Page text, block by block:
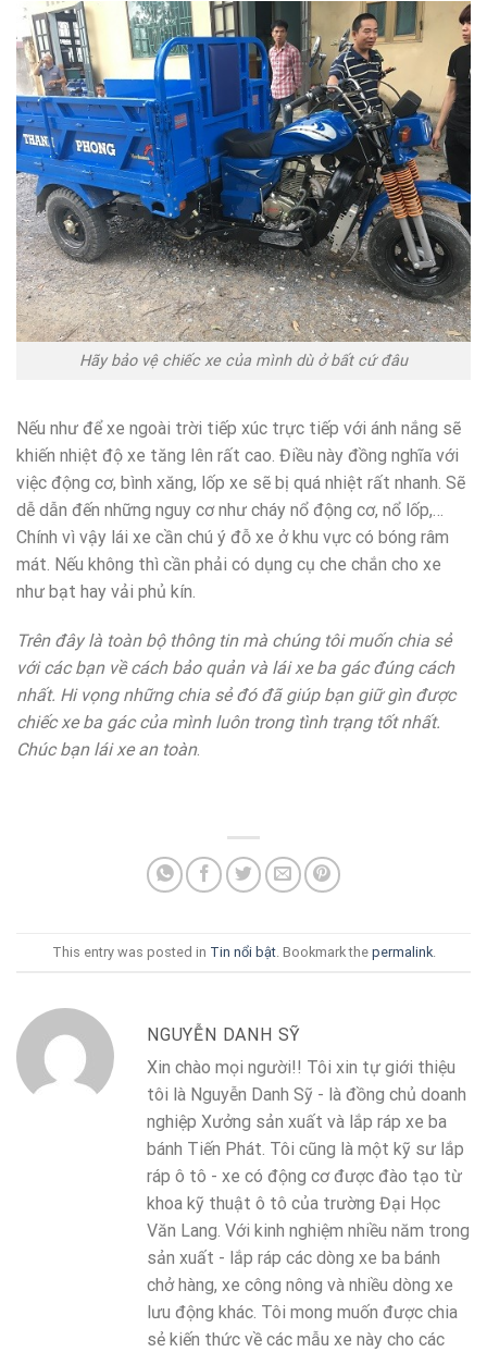
Hãy bảo vệ chiếc xe của mình dù ở bất cứ đâu
Nếu như để xe ngoài trời tiếp xúc trực tiếp với ánh nắng sẽ
khiến nhiệt độ xe tăng lên rất cao. Điều này đồng nghĩa với
việc động cơ, bình xăng, lốp xe sẽ bị quá nhiệt rất nhanh. Sẽ
dễ dẫn đến những nguy cơ như cháy nổ động cơ, nổ lốp,…
Chính vì vậy lái xe cần chú ý đỗ xe ở khu vực có bóng râm
mát. Nếu không thì cần phải có dụng cụ che chắn cho xe
như bạt hay vải phủ kín.
Trên đây là toàn bộ thông tin mà chúng tôi muốn chia sẻ
với các bạn về cách bảo quản và lái xe ba gác đúng cách
nhất. Hi vọng những chia sẻ đó đã giúp bạn giữ gìn được
chiếc xe ba gác của mình luôn trong tình trạng tốt nhất.
Chúc bạn lái xe an toàn.
This entry was posted in Tin nổi bật. Bookmark the permalink.
NGUYỄN DANH SỸ
Xin chào mọi người!! Tôi xin tự giới thiệu
tôi là Nguyễn Danh Sỹ - là đồng chủ doanh
nghiệp Xưởng sản xuất và lắp ráp xe ba
bánh Tiến Phát. Tôi cũng là một kỹ sư lắp
ráp ô tô - xe có động cơ được đào tạo từ
khoa kỹ thuật ô tô của trường Đại Học
Văn Lang. Với kinh nghiệm nhiều năm trong
sản xuất - lắp ráp các dòng xe ba bánh
chở hàng, xe công nông và nhiều dòng xe
lưu động khác. Tôi mong muốn được chia
sẻ kiến thức về các mẫu xe này cho các